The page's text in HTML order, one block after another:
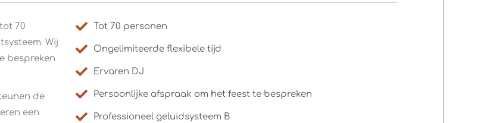
70
Wij
bespreken
de
een
Tot 70 personen
Ongelimiteerde flexibele tijd
Ervaren DJ
Persoonlijke afspraak om het feest te bespreken
Professioneel geluidsysteem B